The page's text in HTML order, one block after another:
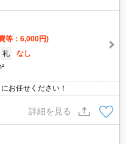
等：6,000円)
礼
なし
お任せください！
詳細を見る